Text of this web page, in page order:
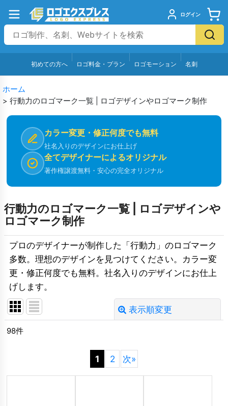
ログイン
初めての方へ ロゴ料金・プラン ロゴモーション 名刺
ホーム
> 行動力のロゴマーク一覧 | ロゴデザインやロゴマーク制作
カラー変更・修正何度でも無料
社名入りのデザインにお仕上げ
全てデザイナーによるオリジナル
著作権譲渡無料・安心の完全オリジナル
行動力のロゴマーク一覧 | ロゴデザインや
ロゴマーク制作
プロのデザイナーが制作した「行動力」のロゴマーク
多数。理想のデザインを見つけてください。カラー変
更・修正何度でも無料。社名入りのデザインにお仕上
げします。
表示順変更
絞り込む
98件
1 2 次»